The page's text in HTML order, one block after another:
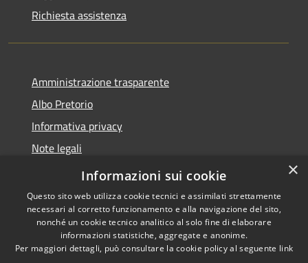
Richiesta assistenza
Amministrazione trasparente
Albo Pretorio
Informativa privacy
Note legali
Dichiarazione di accessibilità
Accessibilità
Copyright © 2026 • Comune di
Scilla • Powered by
×
Informazioni sui cookie
Questo sito web utilizza cookie tecnici e assimilati strettamente
necessari al corretto funzionamento e alla navigazione del sito,
nonché un cookie tecnico analitico al solo fine di elaborare
informazioni statistiche, aggregate e anonime.
Per maggiori dettagli, può consultare la cookie policy al seguente link